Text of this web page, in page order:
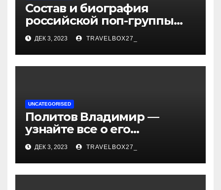
Состав и биография
российской поп-группы
«Иванушки интернешнл»
— история успеха, музыка
и судьбы участников
ДЕК 3, 2023 TRAVELBOX27_
UNCATEGORISED
Политов Владимир —
узнайте все о его
биографии, возрасте и
впечатляющих
достижениях!
ДЕК 3, 2023 TRAVELBOX27_